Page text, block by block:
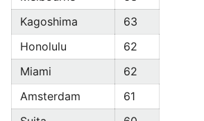
Kagoshima
63
Honolulu
62
Miami
62
Amsterdam
61